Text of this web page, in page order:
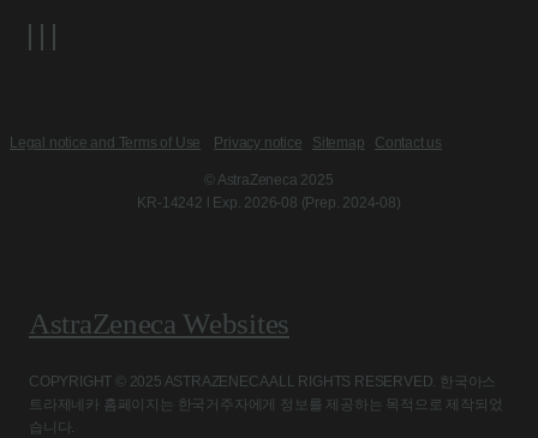
Legal notice and Terms of Use Privacy notice Sitemap Contact us
© AstraZeneca 2025
KR-14242 l Exp. 2026-08 (Prep. 2024-08)
AstraZeneca Websites
COPYRIGHT © 2025 ASTRAZENECA ALL RIGHTS RESERVED. 한국아스
트라제네카 홈페이지는 한국거주자에게 정보를 제공하는 목적으로 제작되었
습니다.